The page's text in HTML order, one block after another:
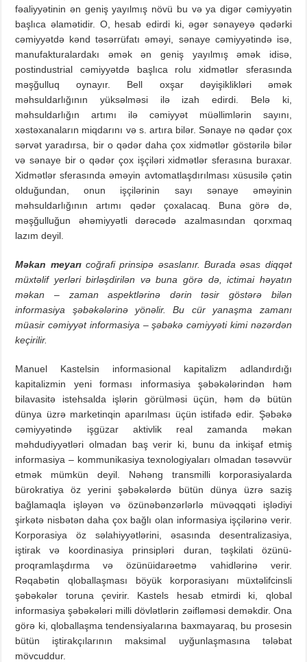
fəaliyyətinin ən geniş yayılmış növü bu və ya digər cəmiyyətin
başlıca əlamətidir. O, hesab edirdi ki, əgər sənayeyə qədərki
cəmiyyətdə kənd təsərrüfatı əməyi, sənaye cəmiyyətində isə,
manufakturalardakı əmək ən geniş yayılmış əmək idisə,
postindustrial cəmiyyətdə başlıca rolu xidmətlər sferasında
məşğulluq oynayır. Bell oxşar dəyişiklikləri əmək
məhsuldarlığının yüksəlməsi ilə izah edirdi. Belə ki,
məhsuldarlığın artımı ilə cəmiyyət müəllimlərin sayını,
xəstəxanaların miqdarını və s. artıra bilər. Sənaye nə qədər çox
sərvət yaradırsa, bir o qədər daha çox xidmətlər göstərilə bilər
və sənaye bir o qədər çox işçiləri xidmətlər sferasına buraxar.
Xidmətlər sferasında əməyin avtomatlaşdırılması xüsusilə çətin
olduğundan, onun işçilərinin sayı sənaye əməyinin
məhsuldarlığının artımı qədər çoxalacaq. Buna görə də,
məşğulluğun əhəmiyyətli dərəcədə azalmasından qorxmaq
lazım deyil.
Məkan meyarı coğrafi prinsipə əsaslanır. Burada əsas diqqət
müxtəlif yerləri birləşdirilən və buna görə də, ictimai həyatın
məkan – zaman aspektlərinə dərin təsir göstərə bilən
informasiya şəbəkələrinə yönəlir. Bu cür yanaşma zamanı
müasir cəmiyyət informasiya – şəbəkə cəmiyyəti kimi nəzərdən
keçirilir.
Manuel Kastelsin informasional kapitalizm adlandırdığı
kapitalizmin yeni forması informasiya şəbəkələrindən həm
bilavasitə istehsalda işlərin görülməsi üçün, həm də bütün
dünya üzrə marketinqin aparılması üçün istifadə edir. Şəbəkə
cəmiyyətində işgüzar aktivlik real zamanda məkan
məhdudiyyətləri olmadan baş verir ki, bunu da inkişaf etmiş
informasiya – kommunikasiya texnologiyaları olmadan təsəvvür
etmək mümkün deyil. Nəhəng transmilli korporasiyalarda
bürokratiya öz yerini şəbəkələrdə bütün dünya üzrə saziş
bağlamaqla işləyən və özünəbənzərlərlə müvəqqəti işlədiyi
şirkətə nisbətən daha çox bağlı olan informasiya işçilərinə verir.
Korporasiya öz səlahiyyətlərini, əsasında desentralizasiya,
iştirak və koordinasiya prinsipləri duran, təşkilati özünü-
proqramlaşdırma və özünüidarəetmə vahidlərinə verir.
Rəqabətin qloballaşması böyük korporasiyanı müxtəlifcinsli
şəbəkələr toruna çevirir. Kastels hesab etmirdi ki, qlobal
informasiya şəbəkələri milli dövlətlərin zəifləməsi deməkdir. Ona
görə ki, qloballaşma tendensiyalarına baxmayaraq, bu prosesin
bütün iştirakçılarının maksimal uyğunlaşmasına tələbat
mövcuddur.